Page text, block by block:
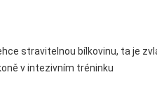
stravitelnou bílkovinu, ta je
v intezivním tréninku